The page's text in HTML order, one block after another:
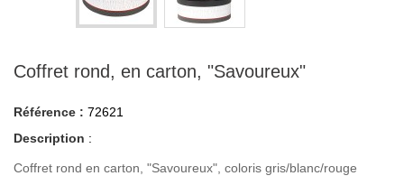
Coffret rond, en carton, "Savoureux"
Référence : 72621
Description :
Coffret rond en carton, "Savoureux", coloris gris/blanc/rouge